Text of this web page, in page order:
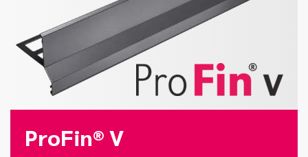
ProFin® V